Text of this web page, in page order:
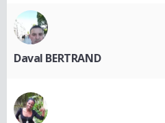
Daval BERTRAND